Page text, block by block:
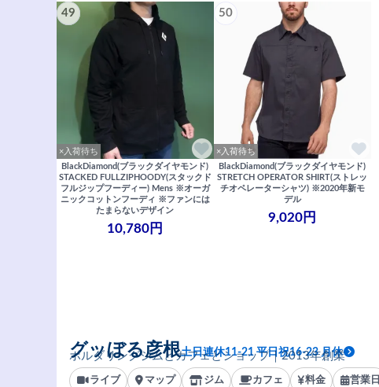
49
×入荷待ち
BlackDiamond(ブラックダイヤモンド)
STACKED FULLZIPHOODY(スタックド
フルジップフーディー) Mens ※オーガ
ニックコットンフーディ ※ファンには
たまらないデザイン
10,780円
50
×入荷待ち
BlackDiamond(ブラックダイヤモンド)
STRETCH OPERATOR SHIRT(ストレッ
チオペレーターシャツ) ※2020年新モ
デル
9,020円
ボルダリングジムとカフェとショップ｜2013年創業
グッぼる彦根土日連休11-21 平日祝16-23 月休
ライブ マップ ジム カフェ 料金 営業日